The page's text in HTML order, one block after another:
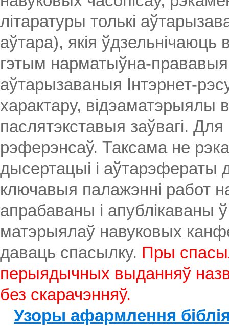
літаратуры толькі
аўтара), якія ўдзельнічаюць
гэтым нарматыўна-
аўтарызаваныя Інтэрнет-
характару, відэаматэрыялы
паслятэкставыя заўвагі.
рэферэнсаў. Таксама не
дысертацыі і аўтарэфераты
ключавыя палажэнні работ
апрабаваны і апублікаваны
матэрыялаў навуковых
даваць спасылку. Пры
перыядычных выданняў
без скарачэнняў.
Узоры афармлення